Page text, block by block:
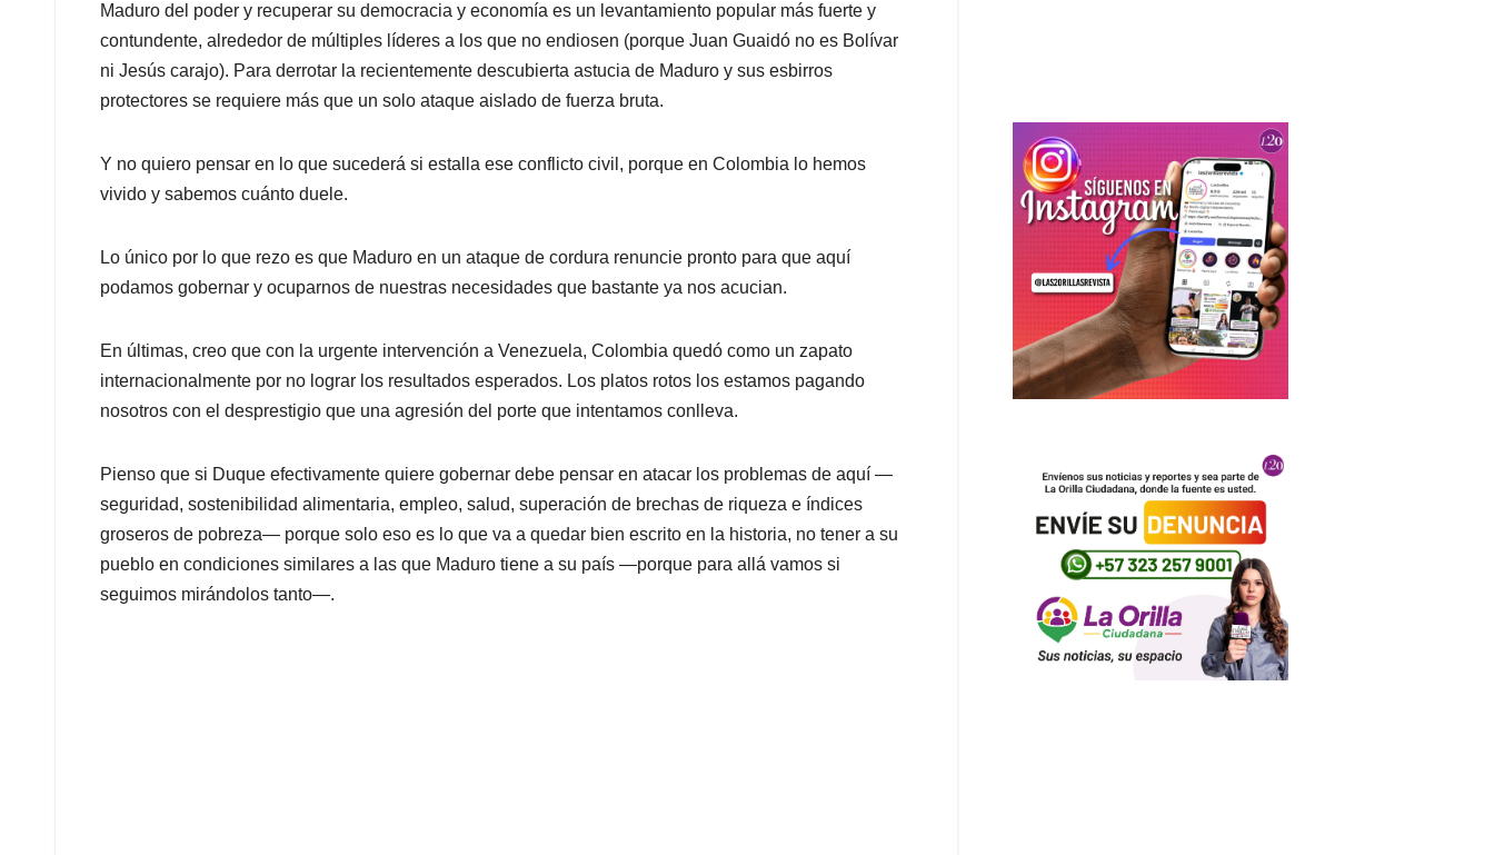
Maduro del poder y recuperar su democracia y economía es un levantamiento popular más fuerte y
contundente, alrededor de múltiples líderes a los que no endiosen (porque Juan Guaidó no es Bolívar
ni Jesús carajo). Para derrotar la recientemente descubierta astucia de Maduro y sus esbirros
protectores se requiere más que un solo ataque aislado de fuerza bruta.
Y no quiero pensar en lo que sucederá si estalla ese conflicto civil, porque en Colombia lo hemos
vivido y sabemos cuánto duele.
Lo único por lo que rezo es que Maduro en un ataque de cordura renuncie pronto para que aquí
podamos gobernar y ocuparnos de nuestras necesidades que bastante ya nos acucian.
En últimas, creo que con la urgente intervención a Venezuela, Colombia quedó como un zapato
internacionalmente por no lograr los resultados esperados. Los platos rotos los estamos pagando
nosotros con el desprestigio que una agresión del porte que intentamos conlleva.
Pienso que si Duque efectivamente quiere gobernar debe pensar en atacar los problemas de aquí —
seguridad, sostenibilidad alimentaria, empleo, salud, superación de brechas de riqueza e índices
groseros de pobreza— porque solo eso es lo que va a quedar bien escrito en la historia, no tener a su
pueblo en condiciones similares a las que Maduro tiene a su país —porque para allá vamos si
seguimos mirándolos tanto—.